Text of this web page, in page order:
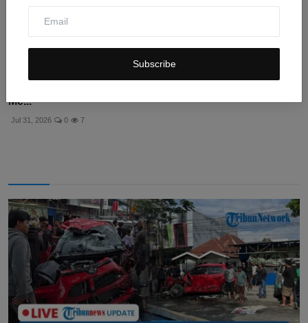
Subscribe
Me...
Jul 31, 2026 0 7